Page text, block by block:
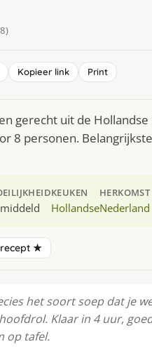
Kopieer link Print
gerecht uit de
8 personen.
KEUKEN
Hollandse
HERKOMST
Nederland
★
het soort soep dat je
Klaar in 4 uur,
op tafel.